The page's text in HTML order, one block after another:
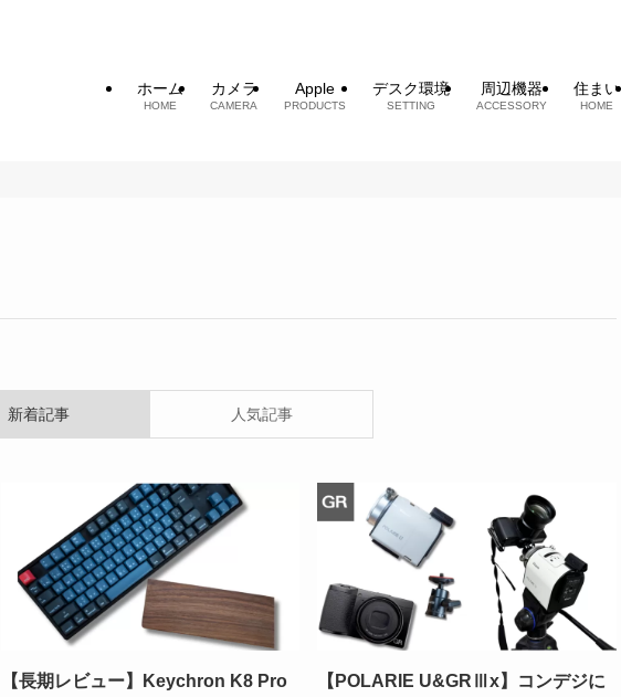
ホーム
HOME
カメラ
CAMERA
Apple
PRODUCTS
デスク環境
SETTING
周辺機器
ACCESSORY
住まい
HOME
新着記事 人気記事
【長期レビュー】Keychron K8 Pro
【POLARIE U&GRⅢx】コンデジに